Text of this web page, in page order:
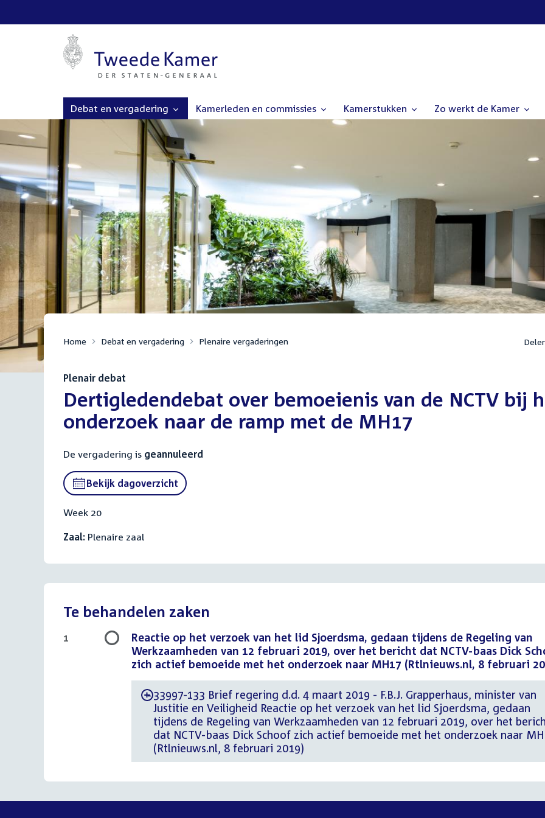
Debat en vergadering Kamerleden en commissies Kamerstukken Zo werkt de Kamer
Home Debat en vergadering Plenaire vergaderingen
Plenair debat
:Dertigledendebat over bemoeienis van de NCTV bij
onderzoek naar de ramp met de MH17
De vergadering is geannuleerd
Bekijk dagoverzicht
Week 20
Zaal: Plenaire zaal
Te behandelen zaken
Reactie op het verzoek van het lid Sjoerdsma, gedaan tijdens de Regeling van
Werkzaamheden van 12 februari 2019, over het bericht dat NCTV-baas Dick
zich actief bemoeide met het onderzoek naar MH17 (Rtlnieuws.nl, 8 februari
-33997-133 Brief regering d.d. 4 maart 2019 - F.B.J. Grapperhaus, minister van
Justitie en Veiligheid Reactie op het verzoek van het lid Sjoerdsma, gedaan
tijdens de Regeling van Werkzaamheden van 12 februari 2019, over het
dat NCTV-baas Dick Schoof zich actief bemoeide met het onderzoek naar
(Rtlnieuws.nl, 8 februari 2019)
1